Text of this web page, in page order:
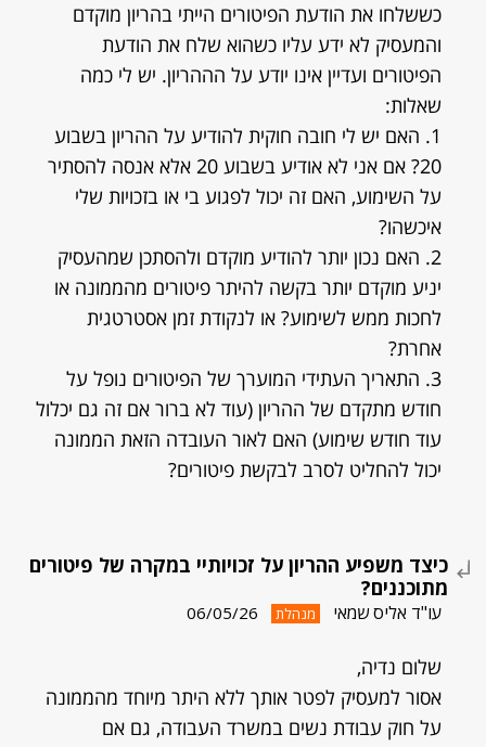
כששלחו את הודעת הפיטורים הייתי בהריון מוקדם
והמעסיק לא ידע עליו כשהוא שלח את הודעת
הפיטורים ועדיין אינו יודע על הההריון. יש לי כמה
שאלות:
1. האם יש לי חובה חוקית להודיע על ההריון בשבוע
20? אם אני לא אודיע בשבוע 20 אלא אנסה להסתיר
על השימוע, האם זה יכול לפגוע בי או בזכויות שלי
איכשהו?
2. האם נכון יותר להודיע מוקדם ולהסתכן שמהעסיק
יניע מוקדם יותר בקשה להיתר פיטורים מהממונה או
לחכות ממש לשימוע? או לנקודת זמן אסטרטגית
אחרת?
3. התאריך העתידי המוערך של הפיטורים נופל על
חודש מתקדם של ההריון (עוד לא ברור אם זה גם יכלול
עוד חודש שימוע) האם לאור העובדה הזאת הממונה
יכול להחליט לסרב לבקשת פיטורים?
כיצד משפיע ההריון על זכויותיי במקרה של פיטורים
מתוכננים?
עו"ד אליס שמאי מנהלת 06/05/26
שלום נדיה,
אסור למעסיק לפטר אותך ללא היתר מיוחד מהממונה
על חוק עבודת נשים במשרד העבודה, גם אם